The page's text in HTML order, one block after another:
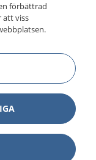
förbättrad
att viss